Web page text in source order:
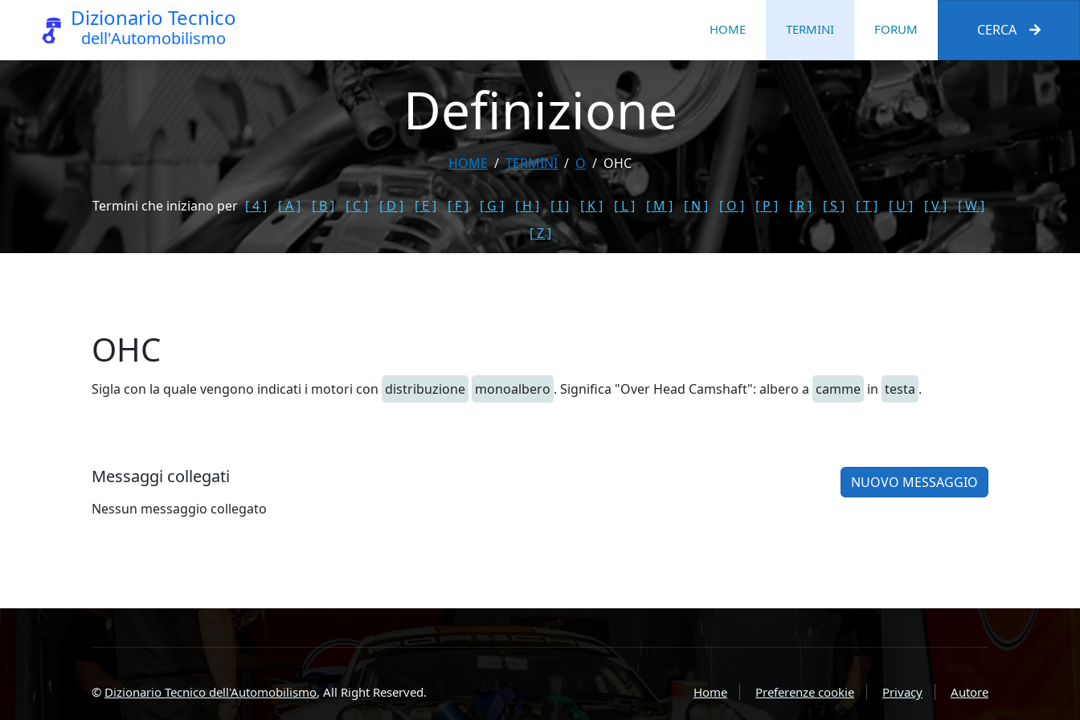
Dizionario Tecnico
dell'Automobilismo HOME TERMINI FORUM CERCA
Definizione
HOME TERMINI O OHC
Termini che iniziano per [ 4 ] [ A ] [ B ] [ C ] [ D ] [ E ] [ F ] [ G ] [ H ] [ I ] [ K ] [ L ] [ M ] [ N ] [ O ] [ P ] [ R ] [ S ] [ T ] [ U ] [ V ]
[ W ]
[ Z ]
OHC
Sigla con la quale vengono indicati i motori con distribuzione monoalbero . Significa "Over Head Camshaft": albero a camme in testa .
Messaggi collegati
NUOVO MESSAGGIO
Nessun messaggio collegato
© Dizionario Tecnico dell'Automobilismo, All Right Reserved. Home Preferenze cookie Privacy Autore